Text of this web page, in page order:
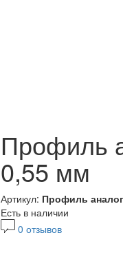
Профиль
0,55 мм
Артикул: Профиль
Есть в наличии
0 отзывов